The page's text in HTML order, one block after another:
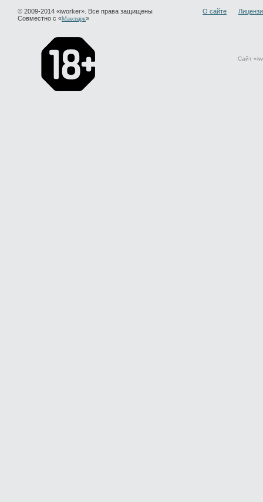
© 2009-2014 «iworker». Все права защищены
Совместно с «Макспарк»
О сайте
Сайт